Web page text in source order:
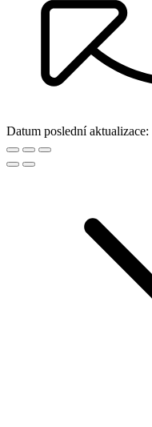
Datum poslední aktualizace: